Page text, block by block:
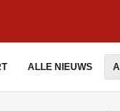
ALLE NIEUWS